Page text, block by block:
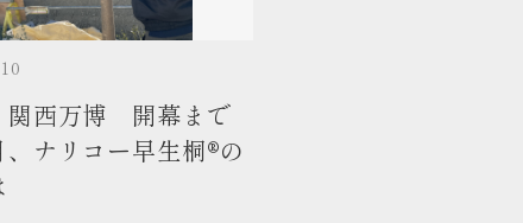
関西万博 開幕まで
、ナリコー早生桐®の